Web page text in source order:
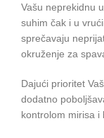
Vašu neprekidnu
suhim čak i u
sprečavaju
okruženje za
Dajući prioritet
dodatno
kontrolom mirisa i